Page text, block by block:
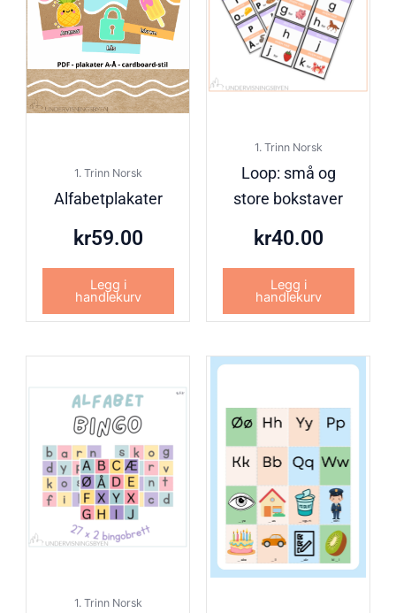
1. Trinn Norsk
Alfabetplakater
kr59.00
Legg i
handlekurv
1. Trinn Norsk
Loop: små og
store bokstaver
kr40.00
Legg i
handlekurv
1. Trinn Norsk